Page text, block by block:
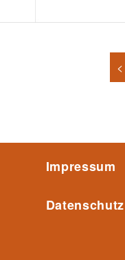
Impressum
Datenschutz